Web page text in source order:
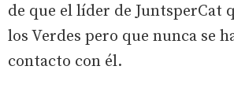
de que el líder de JuntsperCat
los Verdes pero que nunca se
contacto con él.